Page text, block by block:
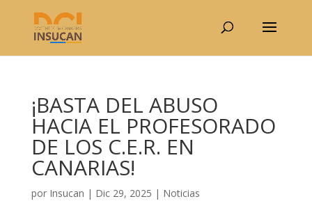
¡BASTA DEL ABUSO
HACIA EL PROFESORADO
DE LOS C.E.R. EN
CANARIAS!
por Insucan | Dic 29, 2025 | Noticias